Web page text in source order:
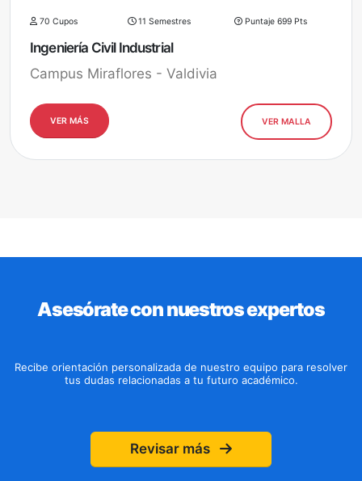
70 Cupos 11 Semestres Puntaje 699 Pts
Ingeniería Civil Industrial
Campus Miraflores - Valdivia
VER MÁS VER MALLA
Asesórate con nuestros expertos
Recibe orientación personalizada de nuestro equipo para resolver
tus dudas relacionadas a tu futuro académico.
Revisar más